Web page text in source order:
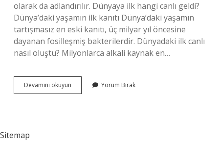
olarak da adlandırılır. Dünyaya ilk hangi canlı geldi?
Dünya’daki yaşamın ilk kanıtı Dünya’daki yaşamın
tartışmasız en eski kanıtı, üç milyar yıl öncesine
dayanan fosilleşmiş bakterilerdir. Dünyadaki ilk canlı
nasıl oluştu? Milyonlarca alkali kaynak en…
Devamını okuyun Dünyada
Ilk
Yorum Bırak
Sitemap